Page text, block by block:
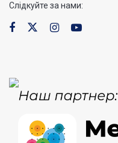
Слідкуйте за нами: